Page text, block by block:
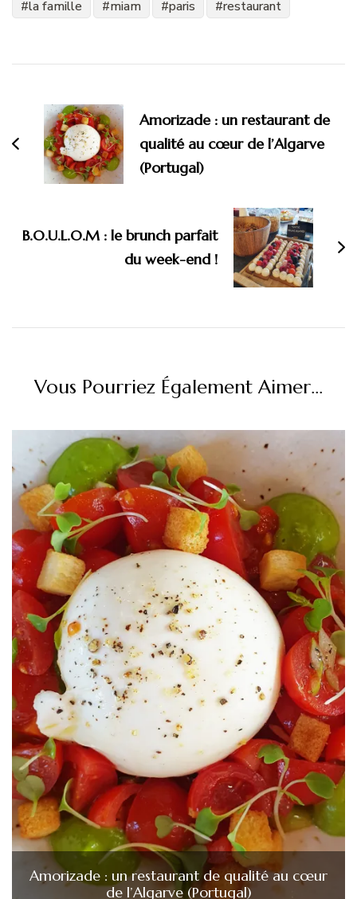
la famille miam paris restaurant
d'article
Amorizade : un restaurant de
qualité au cœur de l’Algarve
(Portugal)
B.O.U.L.O.M : le brunch parfait
du week-end !
Vous Pourriez Également Aimer...
Amorizade : un restaurant de qualité au cœur
de l’Algarve (Portugal)